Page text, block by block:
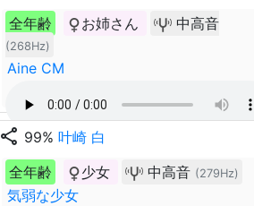
全年齢
お姉さん 中高音
(268Hz)
Aine CM
share 99% 叶崎 白
全年齢
少女 中高音 (279Hz)
気弱な少女